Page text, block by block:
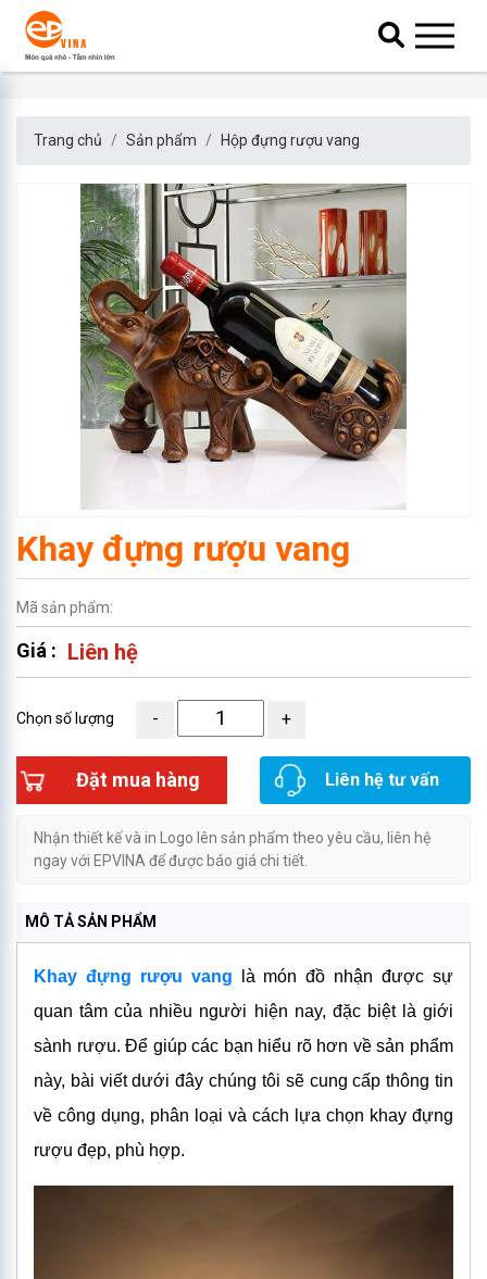
Trang chủ Sản phẩm Hộp đựng rượu vang
Khay đựng rượu vang
Mã sản phẩm:
Giá : Liên hệ
Chọn số lượng
Đặt mua hàng Liên hệ tư vấn
Nhận thiết kế và in Logo lên sản phẩm theo yêu cầu, liên hệ
ngay với EPVINA để được báo giá chi tiết.
MÔ TẢ SẢN PHẨM
Khay đựng rượu vang là món đồ nhận được sự
quan tâm của nhiều người hiện nay, đặc biệt là giới
sành rượu. Để giúp các bạn hiểu rõ hơn về sản phẩm
này, bài viết dưới đây chúng tôi sẽ cung cấp thông tin
về công dụng, phân loại và cách lựa chọn khay đựng
rượu đẹp, phù hợp.